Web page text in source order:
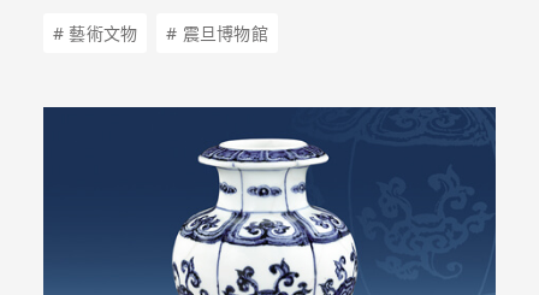
# 藝術文物 # 震旦博物館